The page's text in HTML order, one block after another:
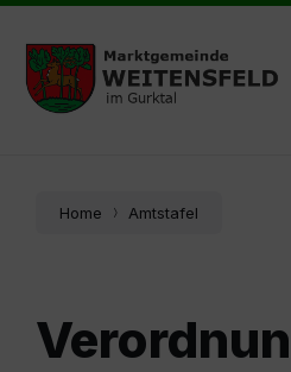
Skip
content
Skip
main
navigation
Skip
footer
Home Amtstafel